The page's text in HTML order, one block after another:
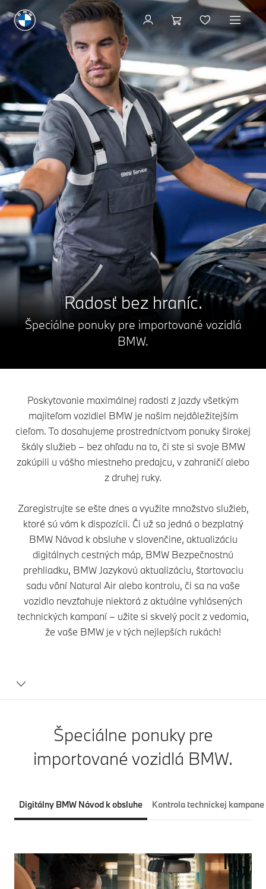
Radosť bez hraníc.
Špeciálne ponuky pre importované vozidlá
BMW.
Poskytovanie maximálnej radosti z jazdy všetkým
majiteľom vozidiel BMW je našim nejdôležitejším
cieľom. To dosahujeme prostredníctvom ponuky širokej
škály služieb – bez ohľadu na to, či ste si svoje BMW
zakúpili u vášho miestneho predajcu, v zahraničí alebo
z druhej ruky.
Zaregistrujte se ešte dnes a využite množstvo služieb,
ktoré sú vám k dispozícii. Či už sa jedná o bezplatný
BMW Návod k obsluhe v slovenčine, aktualizáciu
digitálnych cestných máp, BMW Bezpečnostnú
prehliadku, BMW Jazykovú aktualizáciu, štartovaciu
sadu vôní Natural Air alebo kontrolu, či sa na vaše
vozidlo nevzťahuje niektorá z aktuálne vyhlásených
technických kampaní – užite si skvelý pocit z vedomia,
že vaše BMW je v tých nejlepších rukách!
Personal
Services
Špeciálne ponuky pre
importované vozidlá BMW.
Digitálny BMW Návod k obsluhe Kontrola technickej kampane